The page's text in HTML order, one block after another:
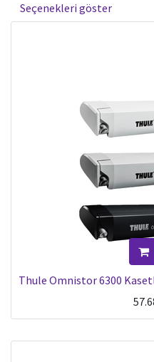
Seçenekleri göster
Thule Omnistor 6300